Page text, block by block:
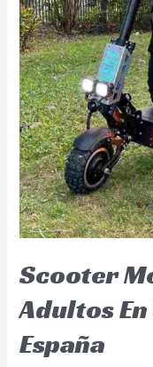
Scooter
Adultos
España